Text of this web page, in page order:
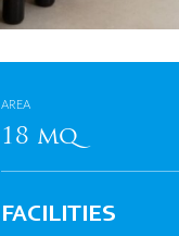
AREA
18 mq
FACILITIES